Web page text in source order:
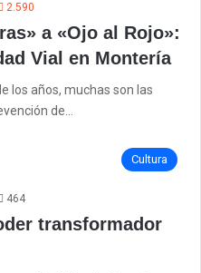
2.590
a «Ojo al Rojo»:
Vial en Montería
los años, muchas son las
de…
Cultura
464
transformador